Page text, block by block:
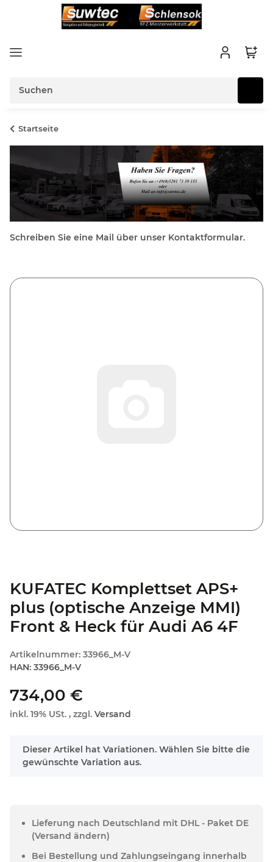
Startseite
Schreiben Sie eine Mail über unser Kontaktformular.
KUFATEC Komplettset APS+
plus (optische Anzeige MMI)
Front & Heck für Audi A6 4F
Artikelnummer: 33966_M-V
HAN: 33966_M-V
734,00 €
inkl. 19% USt. , zzgl. Versand
x
Dieser Artikel hat Variationen. Wählen Sie bitte die
gewünschte Variation aus.
Lieferung nach Deutschland mit DHL - Paket DE
(Versand ändern)
Bei Bestellung und Zahlungseingang innerhalb